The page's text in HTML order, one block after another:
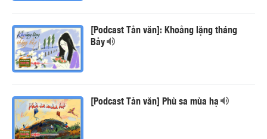
[Podcast Tản văn]: Khoảng lặng tháng
Bảy
[Podcast Tản văn] Phù sa mùa hạ